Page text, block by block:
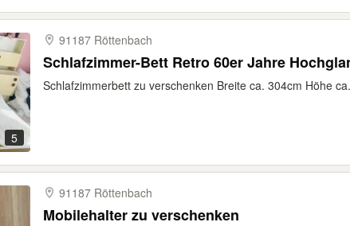
5
91187 Röttenbach
Schlafzimmer-Bett Retro 60er Jahre
Schlafzimmerbett zu verschenken Breite ca. 304cm Höhe
91187 Röttenbach
Mobilehalter zu verschenken